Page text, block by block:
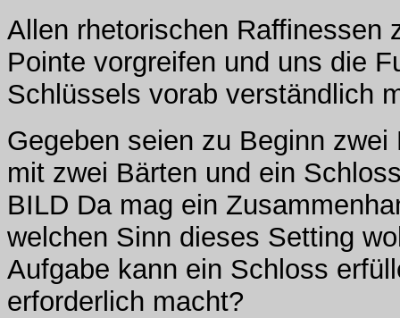
Allen rhetorischen Raffinessen
Pointe vorgreifen und uns die
Schlüssels vorab verständlich
Gegeben seien zu Beginn
mit zwei Bärten und ein
BILD Da mag ein
welchen Sinn dieses Setting
Aufgabe kann ein Schloss
erforderlich macht?